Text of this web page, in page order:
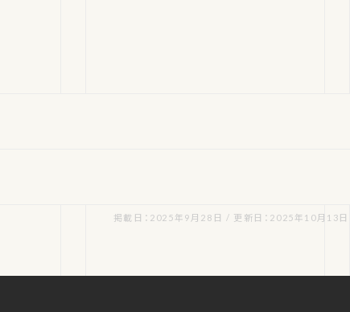
掲載日：2025年9月28日 / 更新日：2025年10月13日